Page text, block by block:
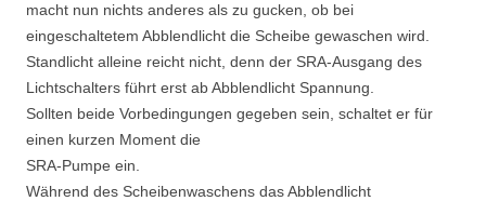
macht nun nichts anderes als zu gucken, ob bei
eingeschaltetem Abblendlicht die Scheibe gewaschen wird.
Standlicht alleine reicht nicht, denn der SRA-Ausgang des
Lichtschalters führt erst ab Abblendlicht Spannung.
Sollten beide Vorbedingungen gegeben sein, schaltet er für
einen kurzen Moment die
SRA-Pumpe ein.
Während des Scheibenwaschens das Abblendlicht